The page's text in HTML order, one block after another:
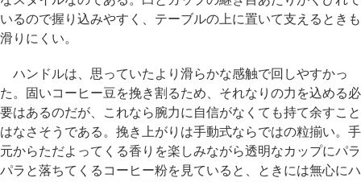
いるので握り込みやすく、テーブルの上に置いて支えるときも
滑りにくい。
ハンドルは、思っていたより滑らかな感触で回しやすかっ
た。固いコーヒー豆を挽き割るため、それなりの力を込める必
要はあるのだが、これなら腕力に自信がなくても持て余すこと
はなさそうである。挽き上がりは手動式ならではの粒揃い。手
元からただよってくる香りを楽しみながら透明なカップにパラ
パラと落ちてくるコーヒー粉を見ていると、ときには無心にハ